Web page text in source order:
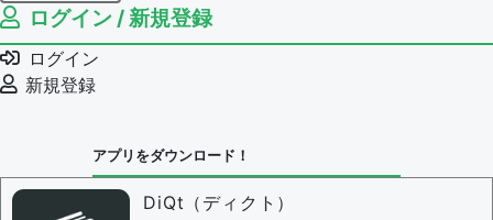
例文の編集権限を持つユーザー -
例文の削除を審査する
審査に対する投票権限を持つユーザー -
決定に必要な投票数 -
問題の編集権限を持つユーザー -すべてのユーザー
審査に対する投票権限を持つユーザー -
ログイン / 新規登録
ログイン
新規登録
アプリをダウンロード！
DiQt（ディクト）